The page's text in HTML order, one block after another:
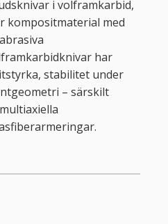
i volframkarbid,
kompositmaterial med
har
stabilitet under
– särskilt